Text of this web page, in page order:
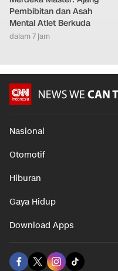
Pembibitan dan Asah
Mental Atlet Berkuda
dalam 7 jam
Nasional
Otomotif
Hiburan
Gaya Hidup
Download Apps